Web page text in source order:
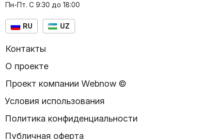
Пн-Пт. С 9:30 до 18:00
RU UZ
Контакты
О проекте
Проект компании Webnow ©
Условия использования
Политика конфиденциальности
Публичная оферта